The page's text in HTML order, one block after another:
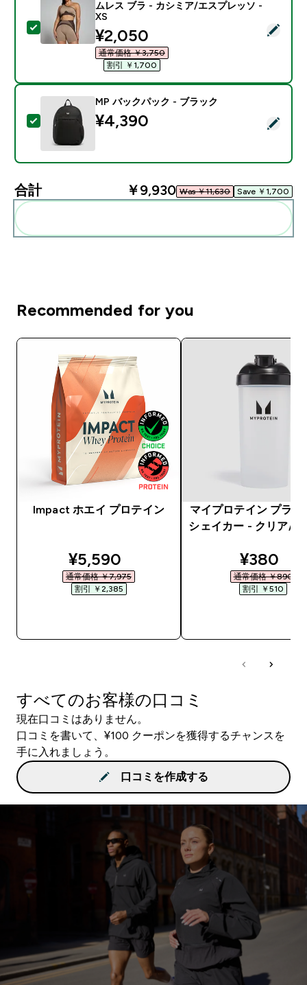
この商品を選択 - MP レディース コントラスト リブ
ムレス ブラ - カシミア/エスプレッソ -
XS
discounted price
¥2,050‎
通常価格 ￥3,750‎
割引 ￥1,700‎
この商品を選択 - MP バックパック - ブラック
MP バックパック - ブラック
¥4,390‎
合計 ￥9,930‎ Was ￥11,630‎ Save ￥1,700‎
Recommended for you
Impact ホエイ プロテイン
discounted price
¥5,590‎
通常価格 ￥7,975‎
割引 ￥2,385‎
マイプロテイン プラス
シェイカー - クリア/ブ
¥380‎
通常価格 ￥890‎
割引 ￥510‎
すべてのお客様の口コミ
現在口コミはありません。
口コミを書いて、¥100 クーポンを獲得するチャンスを
手に入れましょう。
口コミを作成する